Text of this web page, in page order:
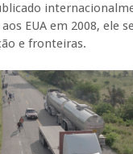
EUA em 2008, ele
e fronteiras.